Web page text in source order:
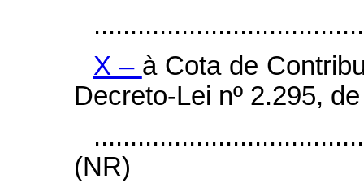
X – à Cota de
Decreto-Lei nº 2.295,
(NR)